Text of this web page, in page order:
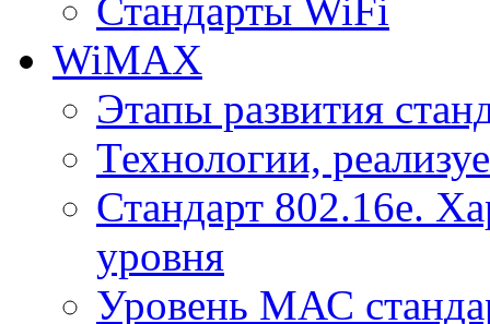
Стандарты WiFi
WiMAX
Этапы развития
Технологии,
Стандарт 802.16е.
уровня
Уровень МАС